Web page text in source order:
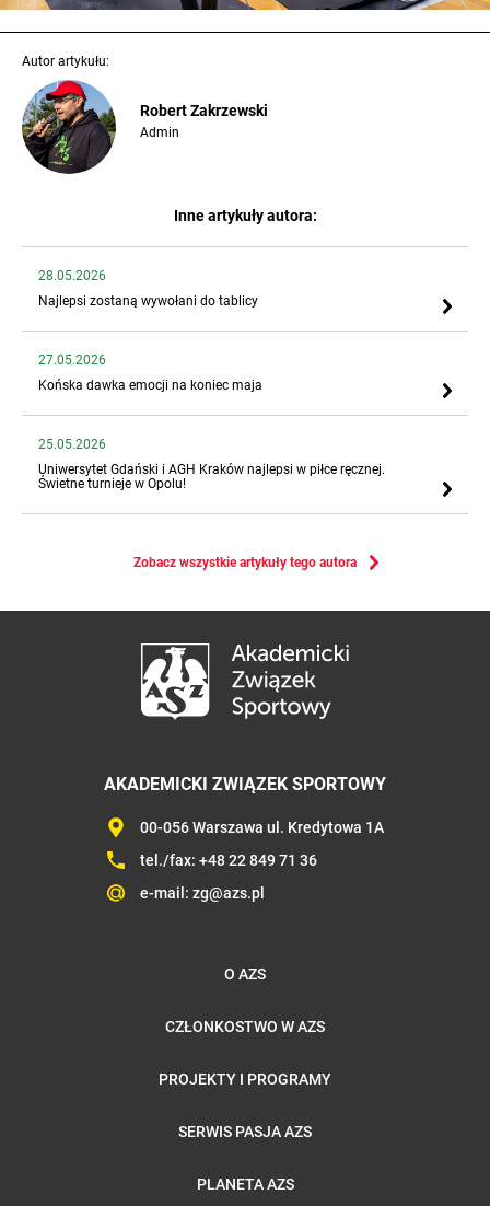
Autor artykułu:
Robert Zakrzewski
Admin
Inne artykuły autora:
28.05.2026
Najlepsi zostaną wywołani do tablicy
27.05.2026
Końska dawka emocji na koniec maja
25.05.2026
Uniwersytet Gdański i AGH Kraków najlepsi w piłce ręcznej.
Świetne turnieje w Opolu!
Zobacz wszystkie artykuły tego autora
AKADEMICKI ZWIĄZEK SPORTOWY
00-056 Warszawa ul. Kredytowa 1A
tel./fax: +48 22 849 71 36
e-mail: zg@azs.pl
O AZS
CZŁONKOSTWO W AZS
PROJEKTY I PROGRAMY
SERWIS PASJA AZS
PLANETA AZS